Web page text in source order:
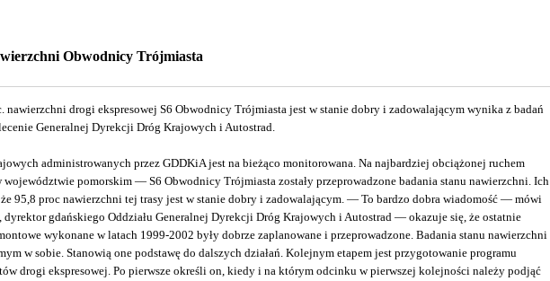
Obwodnicy Trójmiasta
nawierzchni drogi ekspresowej S6 Obwodnicy Trójmiasta jest w stanie dobry i zadowalającym wynika z badań
Generalnej Dyrekcji Dróg Krajowych i Autostrad.
administrowanych przez GDDKiA jest na bieżąco monitorowana. Na najbardziej obciążonej ruchem
województwie pomorskim ― S6 Obwodnicy Trójmiasta zostały przeprowadzone badania stanu nawierzchni. Ich
95,8 proc nawierzchni tej trasy jest w stanie dobry i zadowalającym. ― To bardzo dobra wiadomość ― mówi
dyrektor gdańskiego Oddziału Generalnej Dyrekcji Dróg Krajowych i Autostrad ― okazuje się, że ostatnie
wykonane w latach 1999-2002 były dobrze zaplanowane i przeprowadzone. Badania stanu nawierzchni
w sobie. Stanowią one podstawę do dalszych działań. Kolejnym etapem jest przygotowanie programu
drogi ekspresowej. Po pierwsze określi on, kiedy i na którym odcinku w pierwszej kolejności należy podjąć